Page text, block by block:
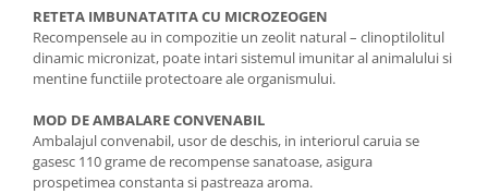
RETETA IMBUNATATITA CU MICROZEOGEN
Recompensele au in compozitie un zeolit natural – clinoptilolitul
dinamic micronizat, poate intari sistemul imunitar al animalului si
mentine functiile protectoare ale organismului.
MOD DE AMBALARE CONVENABIL
Ambalajul convenabil, usor de deschis, in interiorul caruia se
gasesc 110 grame de recompense sanatoase, asigura
prospetimea constanta si pastreaza aroma.